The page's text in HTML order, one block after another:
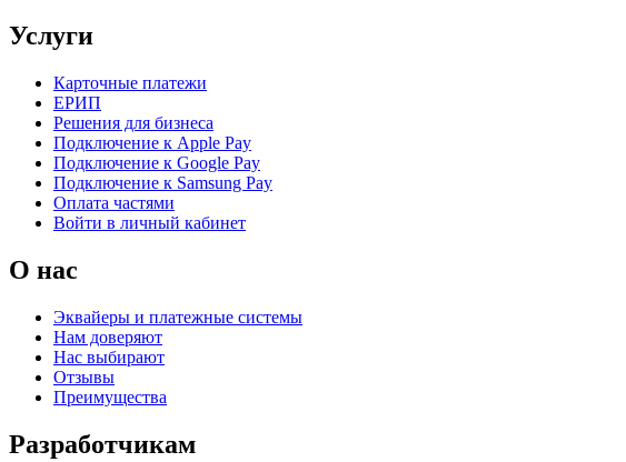
Услуги
Карточные платежи
ЕРИП
Решения для бизнеса
Подключение к Apple Pay
Подключение к Google Pay
Подключение к Samsung Pay
Оплата частями
Войти в личный кабинет
О нас
Эквайеры и платежные системы
Нам доверяют
Нас выбирают
Отзывы
Преимущества
Разработчикам